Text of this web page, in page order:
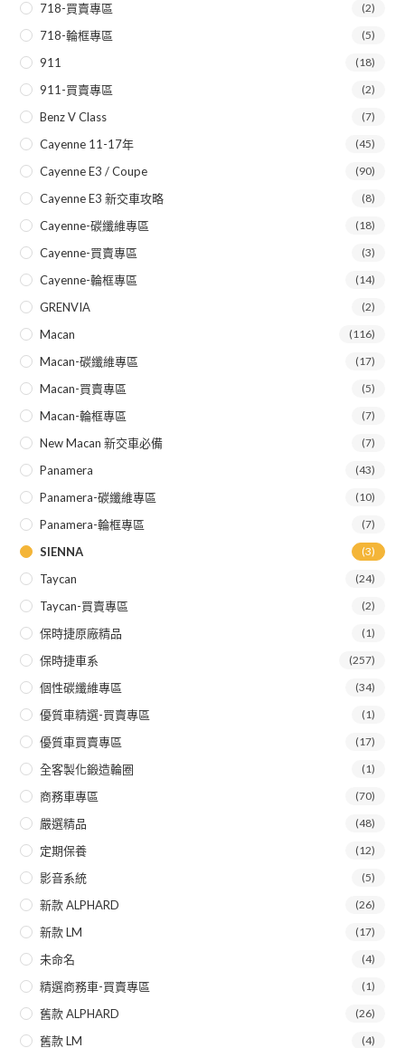
718-買賣專區 (2)
718-輪框專區 (5)
911 (18)
911-買賣專區 (2)
Benz V Class (7)
Cayenne 11-17年 (45)
Cayenne E3 / Coupe (90)
Cayenne E3 新交車攻略 (8)
Cayenne-碳纖維專區 (18)
Cayenne-買賣專區 (3)
Cayenne-輪框專區 (14)
GRENVIA (2)
Macan (116)
Macan-碳纖維專區 (17)
Macan-買賣專區 (5)
Macan-輪框專區 (7)
New Macan 新交車必備 (7)
Panamera (43)
Panamera-碳纖維專區 (10)
Panamera-輪框專區 (7)
SIENNA (3)
Taycan (24)
Taycan-買賣專區 (2)
保時捷原廠精品 (1)
保時捷車系 (257)
個性碳纖維專區 (34)
優質車精選-買賣專區 (1)
優質車買賣專區 (17)
全客製化鍛造輪圈 (1)
商務車專區 (70)
嚴選精品 (48)
定期保養 (12)
影音系統 (5)
新款 ALPHARD (26)
新款 LM (17)
未命名 (4)
精選商務車-買賣專區 (1)
舊款 ALPHARD (26)
舊款 LM (4)